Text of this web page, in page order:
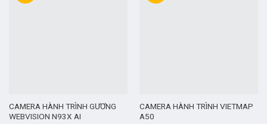
CAMERA HÀNH TRÌNH GƯƠNG
WEBVISION N93X AI
CAMERA HÀNH TRÌNH VIETMAP
A50